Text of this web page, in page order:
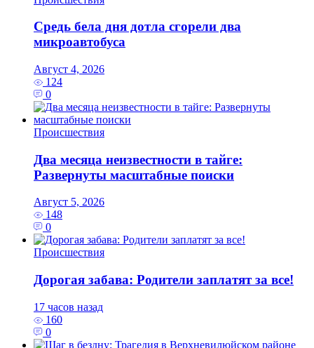
Средь бела дня дотла сгорели два
микроавтобуса
Август 4, 2026
124
0
Происшествия
Два месяца неизвестности в тайге:
Развернуты масштабные поиски
Август 5, 2026
148
0
Происшествия
Дорогая забава: Родители заплатят за все!
17 часов назад
160
0